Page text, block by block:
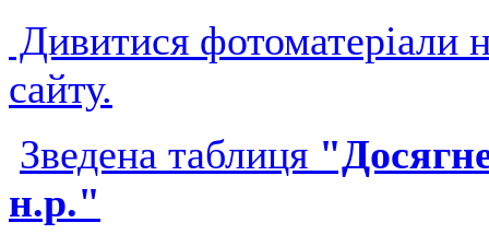
Дивитися фотоматеріали
сайту.
Зведена таблиця
н.р."